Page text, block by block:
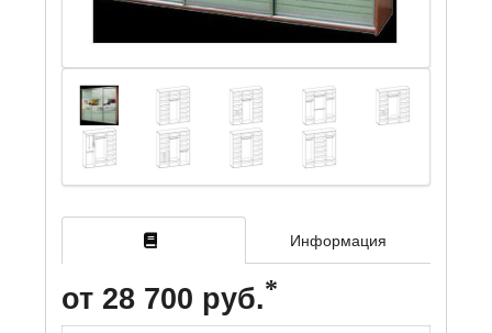
Информация
от 28 700 руб.